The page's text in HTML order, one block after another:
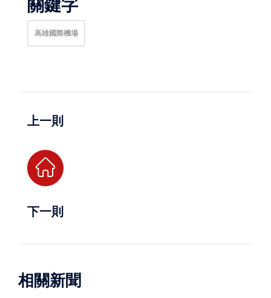
關鍵字
高雄國際機場
上一則
下一則
相關新聞